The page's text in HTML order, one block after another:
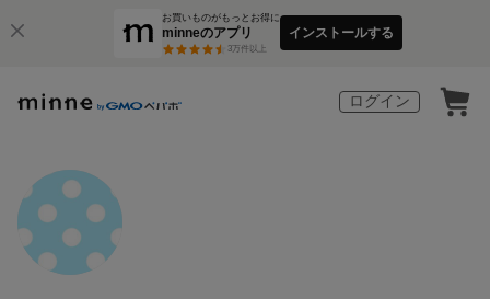
お買いものがもっとお得に
minneのアプリ
3万件以上
インストールする
ログイン